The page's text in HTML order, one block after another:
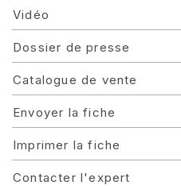
Vidéo
Dossier de presse
Catalogue de vente
Envoyer la fiche
Imprimer la fiche
Contacter l'expert